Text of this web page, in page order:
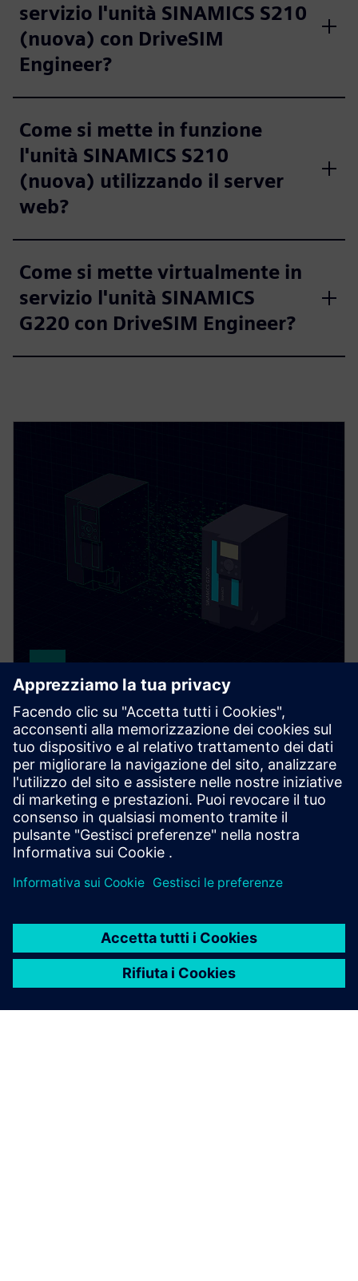
servizio l'unità SINAMICS S210
(nuova) con DriveSIM
Engineer?
Come si mette in funzione
l'unità SINAMICS S210
(nuova) utilizzando il server
web?
Come si mette virtualmente in
servizio l'unità SINAMICS
G220 con DriveSIM Engineer?
DriveSim Designer
DriveSim Designer is a digital twin of SINAMICS
drives in one model as a Functional Mock-up Unit. It
helps users test, simulate and size the correct drive
and motor.